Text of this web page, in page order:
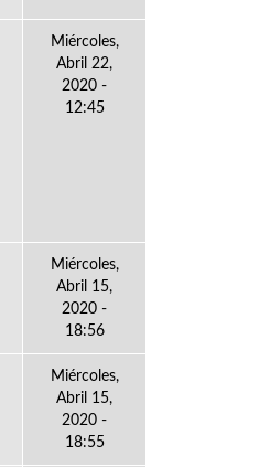
Miércoles,
Abril 22,
2020 -
12:45
Miércoles,
Abril 15,
2020 -
18:56
Miércoles,
Abril 15,
2020 -
18:55